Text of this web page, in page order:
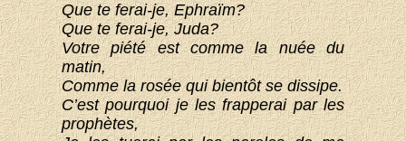
Que te ferai-je, Ephraïm?
Que te ferai-je, Juda?
Votre piété est comme la nuée du
matin,
Comme la rosée qui bientôt se dissipe.
C’est pourquoi je les frapperai par les
prophètes,